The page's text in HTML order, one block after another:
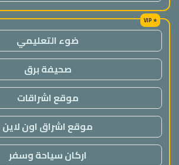
ضوء التعليمي
صحيفة برق
موقع اشراقات
موقع اشراق اون لاين
اركان سياحة وسفر